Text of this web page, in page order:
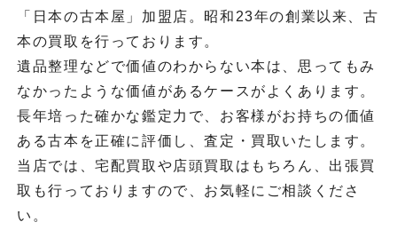
「日本の古本屋」加盟店。昭和23年の創業以来、古
本の買取を行っております。
遺品整理などで価値のわからない本は、思ってもみ
なかったような価値があるケースがよくあります。
長年培った確かな鑑定力で、お客様がお持ちの価値
ある古本を正確に評価し、査定・買取いたします。
当店では、宅配買取や店頭買取はもちろん、出張買
取も行っておりますので、お気軽にご相談くださ
い。